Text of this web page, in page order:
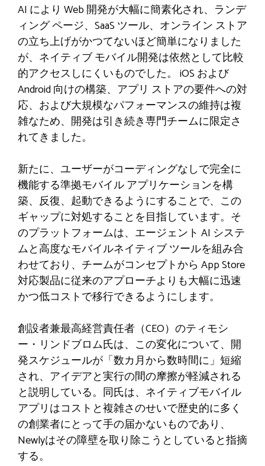
AI により Web 開発が大幅に簡素化され、ランデ
ィング ページ、SaaS ツール、オンライン ストア
の立ち上げがかつてないほど簡単になりました
が、ネイティブ モバイル開発は依然として比較
的アクセスしにくいものでした。 iOS および
Android 向けの構築、アプリ ストアの要件への対
応、および大規模なパフォーマンスの維持は複
雑なため、開発は引き続き専門チームに限定さ
れてきました。
新たに、ユーザーがコーディングなしで完全に
機能する準拠モバイル アプリケーションを構
築、反復、起動できるようにすることで、この
ギャップに対処することを目指しています。そ
のプラットフォームは、エージェント AI システ
ムと高度なモバイルネイティブ ツールを組み合
わせており、チームがコンセプトから App Store
対応製品に従来のアプローチよりも大幅に迅速
かつ低コストで移行できるようにします。
創設者兼最高経営責任者（CEO）のティモシ
ー・リンドブロム氏は、この変化について、開
発スケジュールが「数カ月から数時間に」短縮
され、アイデアと実行の間の摩擦が軽減される
と説明している。同氏は、ネイティブモバイル
アプリはコストと複雑さのせいで歴史的に多く
の創業者にとって手の届かないものであり、
Newlyはその障壁を取り除こうとしていると指摘
する。